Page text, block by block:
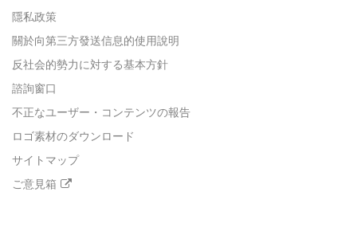
隱私政策
關於向第三方發送信息的使用說明
反社会的勢力に対する基本方針
諮詢窗口
不正なユーザー・コンテンツの報告
ロゴ素材のダウンロード
サイトマップ
ご意見箱